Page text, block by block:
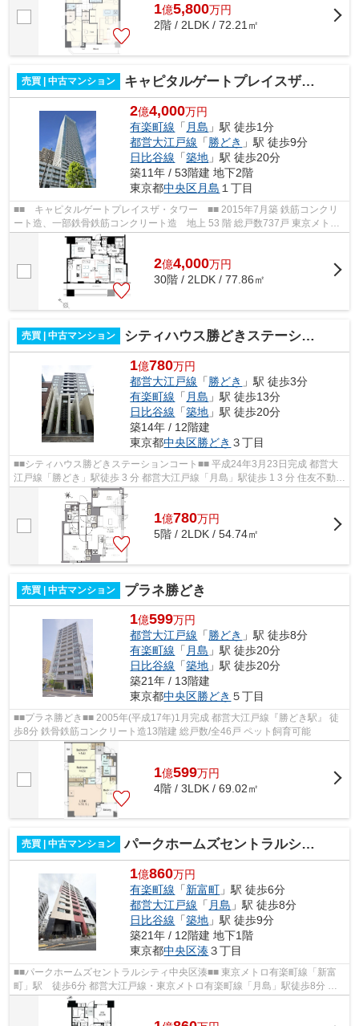
1億5,800万円
2階 / 2LDK / 72.21㎡
売買 | 中古マンション キャピタルゲートプレイスザタワー
2億4,000万円
有楽町線 「 月島 」駅 徒歩1分
都営大江戸線 「 勝どき 」駅 徒歩9分
日比谷線 「築地 」駅 徒歩20分
築11年 / 53階建 地下2階
東京都中央区月島 １丁目
■■ キャピタルゲートプレイスザ・タワー ■■ 2015年7月築 鉄筋コンクリ
ート造、一部鉄骨鉄筋コンクリート造 地上 53 階 総戸数737戸 東京メトロ
有楽町線「月島」駅徒歩1分 都営大...
2億4,000万円
30階 / 2LDK / 77.86㎡
売買 | 中古マンション シティハウス勝どきステーションコート
1億780万円
都営大江戸線 「 勝どき 」駅 徒歩3分
有楽町線 「 月島 」駅 徒歩13分
日比谷線 「築地 」駅 徒歩20分
築14年 / 12階建
東京都中央区勝どき ３丁目
■■シティハウス勝どきステーションコート■■ 平成24年3月23日完成 都営大
江戸線「勝どき」駅徒歩 3 分 都営大江戸線「月島」駅徒歩 1 3 分 住友不動産
旧分譲シティハウスシリーズ！ ...
1億780万円
5階 / 2LDK / 54.74㎡
売買 | 中古マンション プラネ勝どき
1億599万円
都営大江戸線 「勝どき 」駅 徒歩8分
有楽町線 「 月島 」駅 徒歩20分
日比谷線 「築地 」駅 徒歩20分
築21年 / 13階建
東京都中央区勝どき ５丁目
■■プラネ勝どき■■ 2005年(平成17年)1月完成 都営大江戸線『勝どき駅』 徒
歩8分 鉄骨鉄筋コンクリート造13階建 総戸数/全46戸 ペット飼育可能
1億599万円
4階 / 3LDK / 69.02㎡
売買 | 中古マンション パークホームズセントラルシティ中央区湊
1億860万円
有楽町線 「新富町 」駅 徒歩6分
都営大江戸線 「 月島 」駅 徒歩8分
日比谷線 「築地 」駅 徒歩9分
築21年 / 12階建 地下1階
東京都中央区湊３丁目
■■パークホームズセントラルシティ中央区湊■■ 東京メトロ有楽町線「新富
町」駅 徒歩6分 都営大江戸線・東京メトロ有楽町線「月島」駅徒歩8分 東